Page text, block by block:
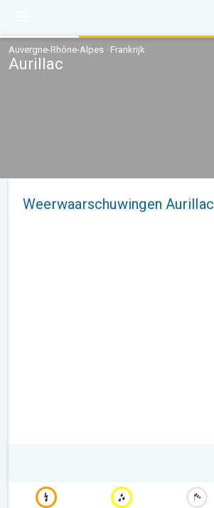
Auvergne-Rhône-Alpes · Frankrijk
Aurillac
Weerwaarschuwingen Aurillac